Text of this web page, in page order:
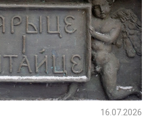
16.07.2026